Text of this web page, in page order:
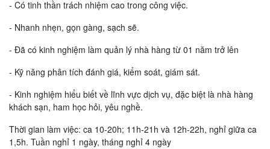
- Có tinh thần trách nhiệm cao trong công việc.
- Nhanh nhẹn, gọn gàng, sạch sẽ.
- Đã có kinh nghiệm làm quản lý nhà hàng từ 01 năm trở lên
- Kỹ năng phân tích đánh giá, kiểm soát, giám sát.
- Kinh nghiệm hiểu biết về lĩnh vực dịch vụ, đặc biệt là nhà hàng
khách sạn, ham học hỏi, yêu nghề.
Thời gian làm việc: ca 10-20h; 11h-21h và 12h-22h, nghỉ giữa ca
1,5h. Tuần nghỉ 1 ngày, tháng nghỉ 4 ngày